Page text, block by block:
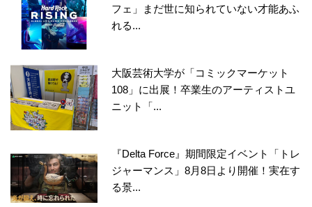
フェ」まだ世に知られていない才能あふ
れる...
大阪芸術大学が「コミックマーケット
108」に出展！卒業生のアーティストユ
ニット「...
『Delta Force』期間限定イベント「トレ
ジャーマンス」8月8日より開催！実在す
る景...